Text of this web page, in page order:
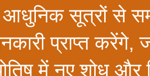
सूत्रों से
प्राप्त करेंगे,
में नए शोध और